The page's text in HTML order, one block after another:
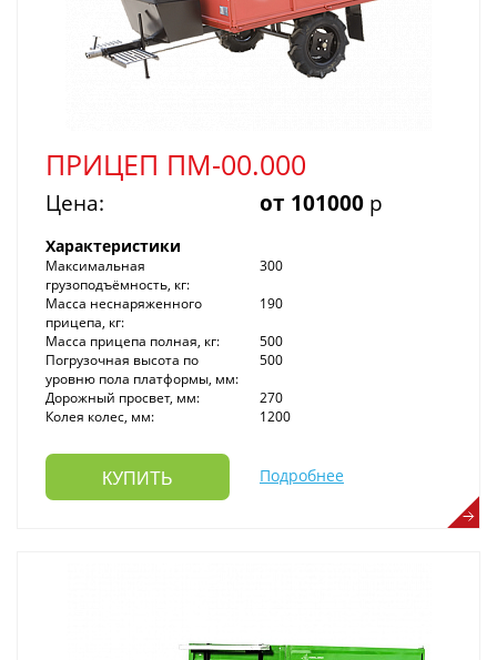
ПРИЦЕП ПМ-00.000
Цена: от 101000 р
Характеристики
Максимальная
грузоподъёмность, кг:
300
Масса неснаряженного
прицепа, кг:
190
Масса прицепа полная, кг:
500
Погрузочная высота по
уровню пола платформы, мм:
500
Дорожный просвет, мм:
270
Колея колес, мм:
1200
КУПИТЬ Подробнее